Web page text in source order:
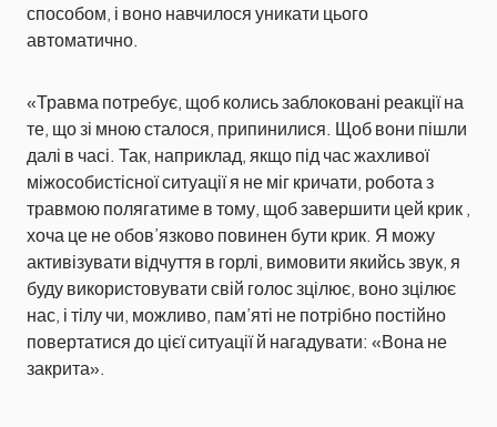
способом, і воно навчилося уникати цього
автоматично.
«Травма потребує, щоб колись заблоковані реакції на
те, що зі мною сталося, припинилися. Щоб вони пішли
далі в часі. Так, наприклад, якщо під час жахливої ​​
міжособистісної ситуації я не міг кричати, робота з
травмою полягатиме в тому, щоб завершити цей крик ,
хоча це не обов’язково повинен бути крик. Я можу
активізувати відчуття в горлі, вимовити якийсь звук, я
буду використовувати свій голос зцілює, воно зцілює
нас, і тілу чи, можливо, пам’яті не потрібно постійно
повертатися до цієї ситуації й нагадувати: «Вона не
закрита».